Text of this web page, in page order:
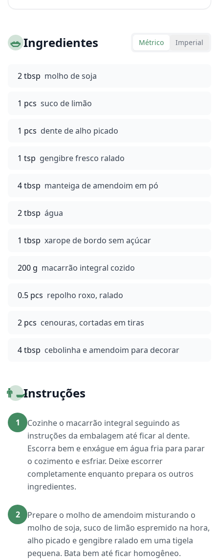
🥗Ingredientes Métrico Imperial
2 tbsp molho de soja
1 pcs suco de limão
1 pcs dente de alho picado
1 tsp gengibre fresco ralado
4 tbsp manteiga de amendoim em pó
2 tbsp água
1 tbsp xarope de bordo sem açúcar
200 g macarrão integral cozido
0.5 pcs repolho roxo, ralado
2 pcs cenouras, cortadas em tiras
4 tbsp cebolinha e amendoim para decorar
👨‍🍳Instruções
1
Cozinhe o macarrão integral seguindo as
instruções da embalagem até ficar al dente.
Escorra bem e enxágue em água fria para parar
o cozimento e esfriar. Deixe escorrer
completamente enquanto prepara os outros
ingredientes.
2
Prepare o molho de amendoim misturando o
molho de soja, suco de limão espremido na hora,
alho picado e gengibre ralado em uma tigela
pequena. Bata bem até ficar homogêneo.